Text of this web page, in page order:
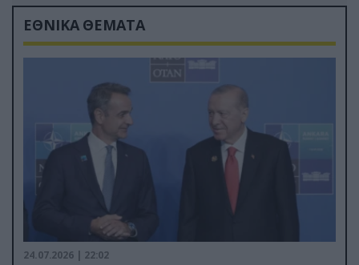
ΕΘΝΙΚΑ ΘΕΜΑΤΑ
24.07.2026 | 22:02